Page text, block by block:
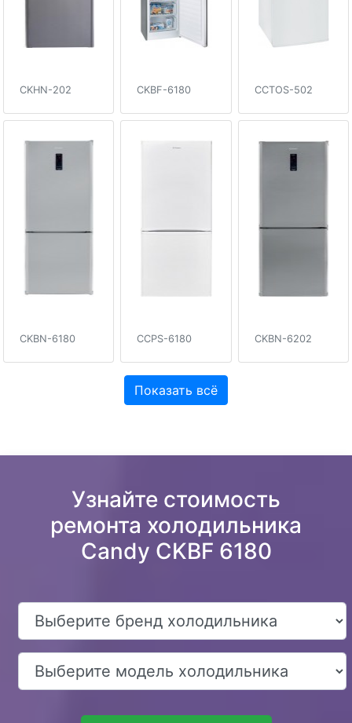
CKHN-202 CKBF-6180 CCTOS-502
CKBN-6180 CCPS-6180 CKBN-6202
Показать всё
Узнайте стоимость
ремонта холодильника
Candy CKBF 6180